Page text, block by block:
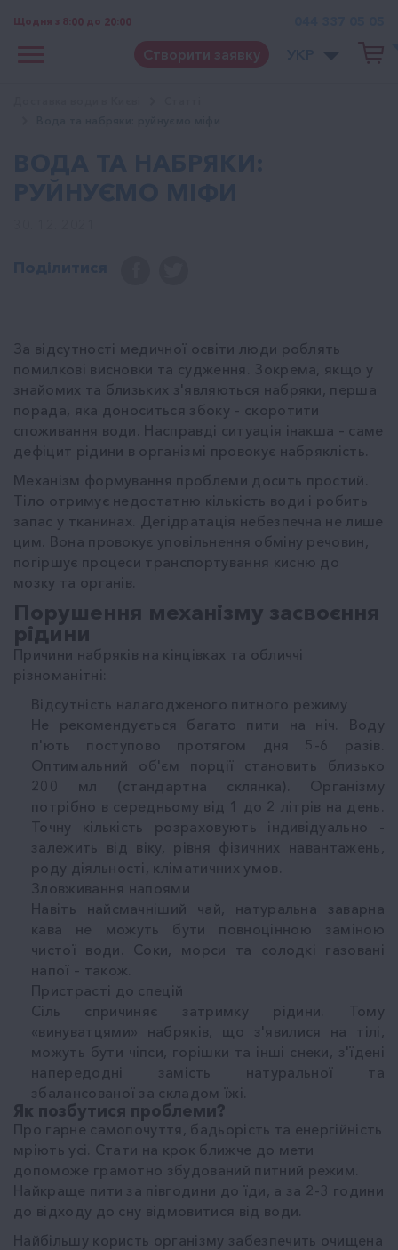
Щодня з 8:00 до 20:00
Створити заявку
За відсутності медичної освіти люди роблять
помилкові висновки та судження. Зокрема, якщо у
знайомих та близьких з'являються набряки, перша
порада, яка доноситься збоку – скоротити
споживання води. Насправді ситуація інакша – саме
дефіцит рідини в організмі провокує набряклість.
Механізм формування проблеми досить простий.
Тіло отримує недостатню кількість води і робить
запас у тканинах. Дегідратація небезпечна не лише
цим. Вона провокує уповільнення обміну речовин,
погіршує процеси транспортування кисню до
мозку та органів.
Порушення механізму засвоєння
рідини
Причини набряків на кінцівках та обличчі
різноманітні:
Відсутність налагодженого питного режиму
Не рекомендується багато пити на ніч. Воду
п'ють поступово протягом дня 5-6 разів.
Оптимальний об'єм порції становить близько
200 мл (стандартна склянка). Організму
потрібно в середньому від 1 до 2 літрів на день.
Точну кількість розраховують індивідуально -
залежить від віку, рівня фізичних навантажень,
роду діяльності, кліматичних умов.
Зловживання напоями
Навіть найсмачніший чай, натуральна заварна
кава не можуть бути повноцінною заміною
чистої води. Соки, морси та солодкі газовані
напої – також.
Пристрасті до спецій
Сіль спричиняє затримку рідини. Тому
«винуватцями» набряків, що з'явилися на тілі,
можуть бути чіпси, горішки та інші снеки, з'їдені
напередодні замість натуральної та
збалансованої за складом їжі.
Як позбутися проблеми?
Про гарне самопочуття, бадьорість та енергійність
мріють усі. Стати на крок ближче до мети
допоможе грамотно збудований питний режим.
Найкраще пити за півгодини до їди, а за 2-3 години
до відходу до сну відмовитися від води.
Найбільшу користь організму забезпечить очищена